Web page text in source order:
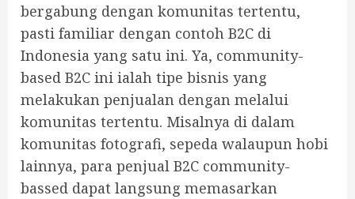
bergabung dengan komunitas tertentu,
pasti familiar dengan contoh B2C di
Indonesia yang satu ini. Ya, community-
based B2C ini ialah tipe bisnis yang
melakukan penjualan dengan melalui
komunitas tertentu. Misalnya di dalam
komunitas fotografi, sepeda walaupun hobi
lainnya, para penjual B2C community-
bassed dapat langsung memasarkan